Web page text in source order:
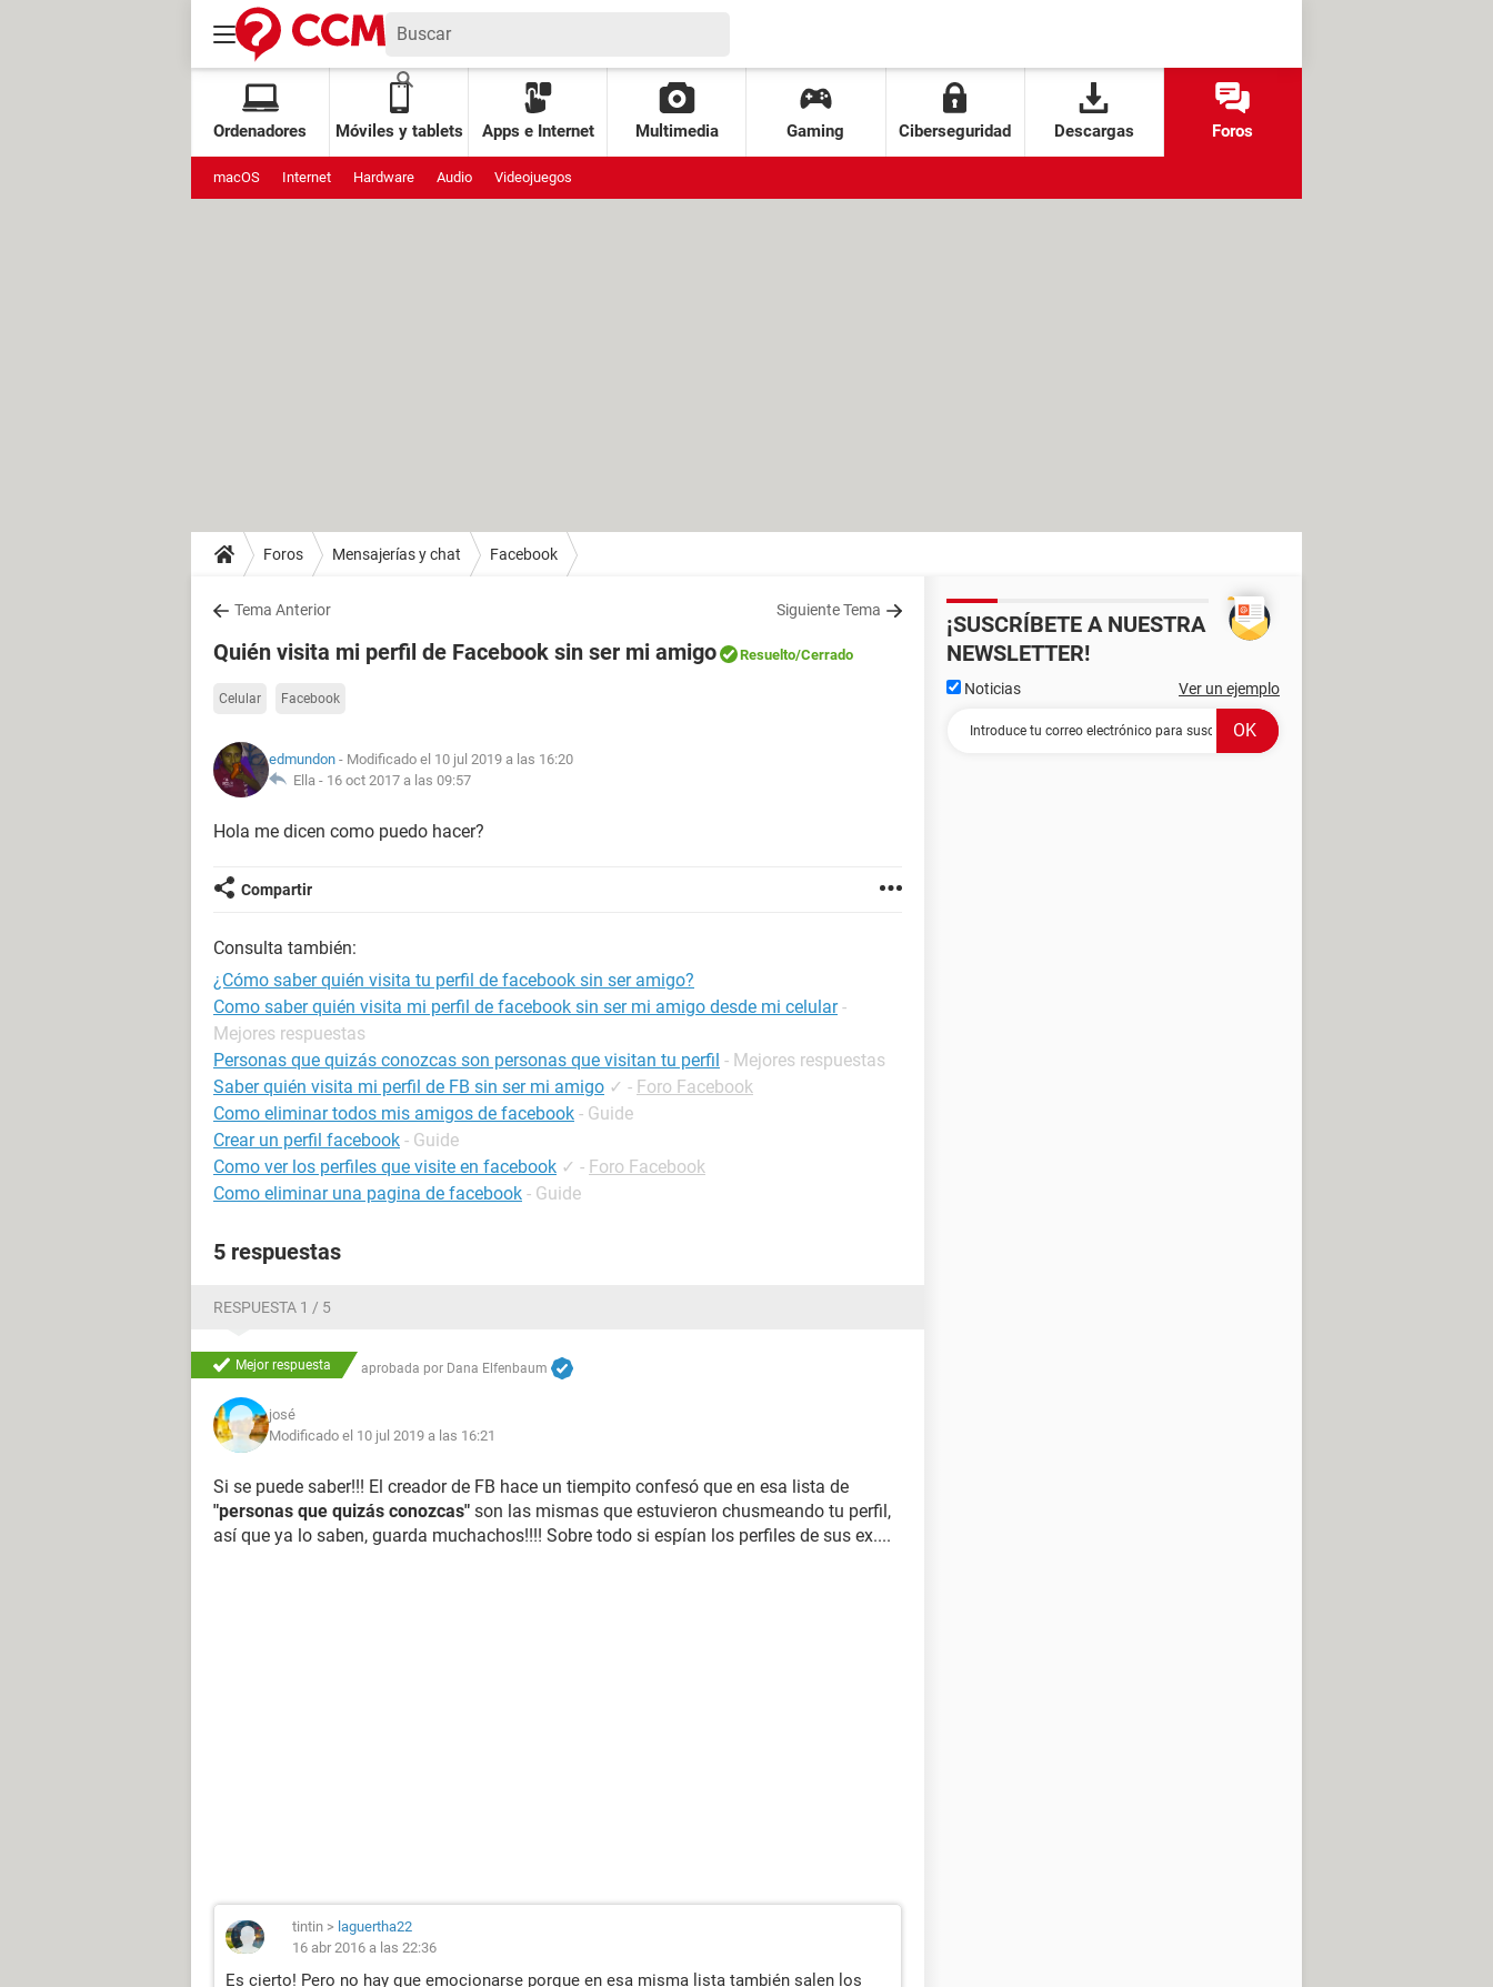
Ordenadores Móviles y tablets Apps e Internet Multimedia Gaming Ciberseguridad Descargas Foros
macOS Internet Hardware Audio Videojuegos
Foros Mensajerías y chat Facebook
Tema Anterior Siguiente Tema
Quién visita mi perfil de Facebook sin ser mi amigo Resuelto/Cerrado
Celular Facebook
edmundon - Modificado el 10 jul 2019 a las 16:20
Ella - 16 oct 2017 a las 09:57
Hola me dicen como puedo hacer?
Compartir
Consulta también:
¿Cómo saber quién visita tu perfil de facebook sin ser amigo?
Como saber quién visita mi perfil de facebook sin ser mi amigo desde mi celular -
Mejores respuestas
Personas que quizás conozcas son personas que visitan tu perfil - Mejores respuestas
Saber quién visita mi perfil de FB sin ser mi amigo ✓ - Foro Facebook
Como eliminar todos mis amigos de facebook - Guide
Crear un perfil facebook - Guide
Como ver los perfiles que visite en facebook ✓ - Foro Facebook
Como eliminar una pagina de facebook - Guide
5 respuestas
RESPUESTA 1 / 5
Mejor respuesta aprobada por Dana Elfenbaum
josé
Modificado el 10 jul 2019 a las 16:21
Si se puede saber!!! El creador de FB hace un tiempito confesó que en esa lista de
"personas que quizás conozcas" son las mismas que estuvieron chusmeando tu perfil,
así que ya lo saben, guarda muchachos!!!! Sobre todo si espían los perfiles de sus ex....
tintin > laguertha22
16 abr 2016 a las 22:36
Es cierto! Pero no hay que emocionarse porque en esa misma lista también salen los
¡SUSCRÍBETE A NUESTRA
NEWSLETTER!
Noticias Ver un ejemplo